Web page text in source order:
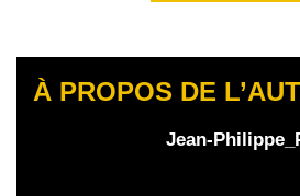
À PROPOS DE
Jean-